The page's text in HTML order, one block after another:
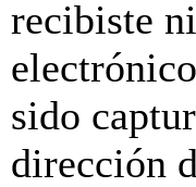
recibiste
sido
dirección